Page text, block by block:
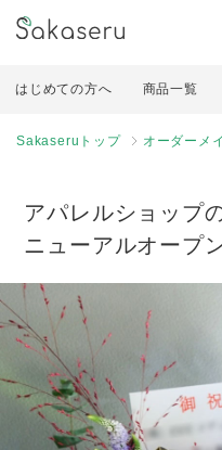
はじめての方へ 商品一覧
Sakaseruトップ オーダーメ
アパレルショップ
ニューアルオープ